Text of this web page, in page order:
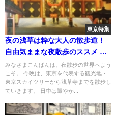
東京特集
夜の浅草は粋な大人の散歩道！
自由気ままな夜散歩のススメ ～
東京スカイツリー・浅草編～
みなさまこんばんは。夜散歩の世界へよう
こそ。 今晩は、東京を代表する観光地・
東京スカイツリーから浅草寺までを散歩し
ていきます。 日中は賑やか...